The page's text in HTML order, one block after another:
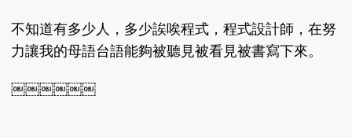
不知道有多少人，多少誒唉程式，程式設計師，在努
力讓我的母語台語能夠被聽見被看見被書寫下來。
￼￼￼￼￼￼